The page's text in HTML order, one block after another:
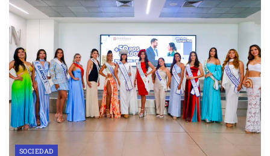
SOCIEDAD